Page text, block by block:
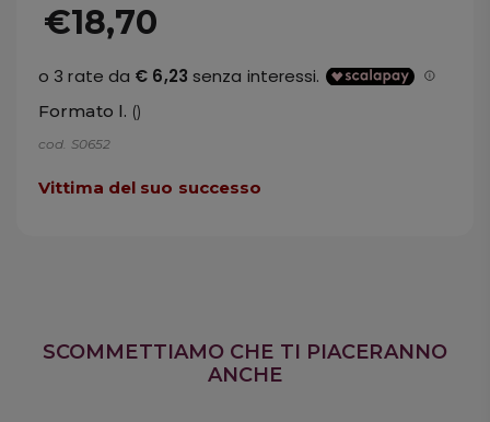
€18,70
Formato l. ()
cod. S0652
Vittima del suo successo
SCOMMETTIAMO CHE TI PIACERANNO
ANCHE